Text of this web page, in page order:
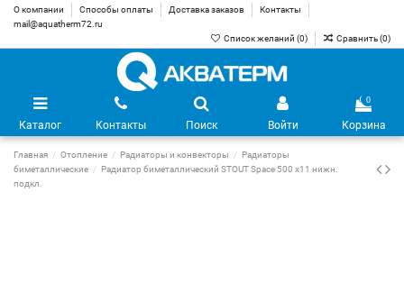
О компании Способы оплаты Доставка заказов
Контакты
mail@aquatherm72.ru
Список желаний (0) Сравнить (0)
Каталог Контакты Поиск Войти
0
Корзина
Главная Отопление Радиаторы и конвекторы
Радиаторы
биметаллические
Радиатор биметаллический STOUT Space 500 х11 нижн.
подкл.